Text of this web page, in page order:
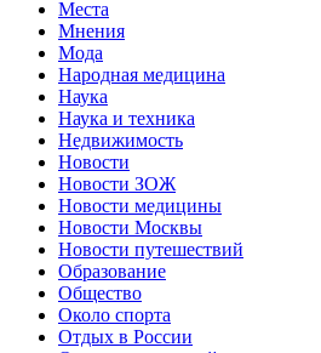
Места
Мнения
Мода
Народная медицина
Наука
Наука и техника
Недвижимость
Новости
Новости ЗОЖ
Новости медицины
Новости Москвы
Новости путешествий
Образование
Общество
Около спорта
Отдых в России